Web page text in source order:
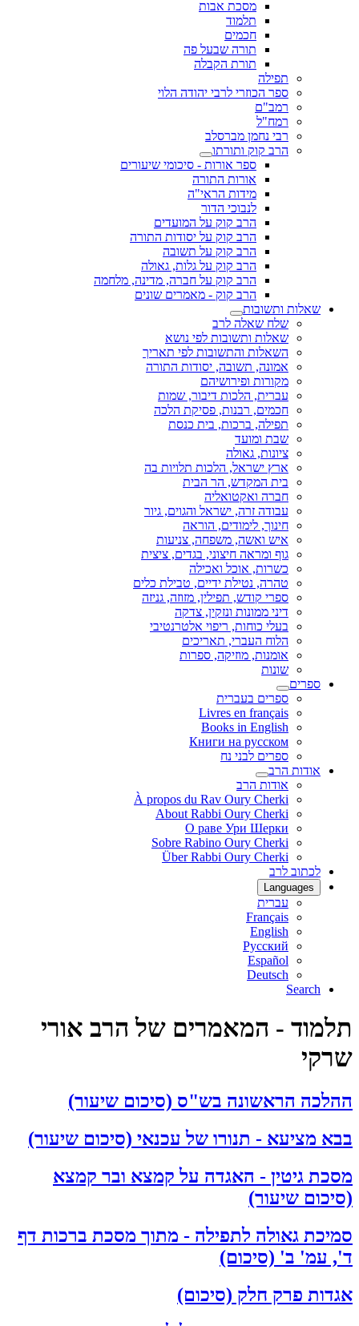
מסכת אבות
תלמוד
חכמים
תורה שבעל פה
תורת הקבלה
תפילה
ספר הכוזרי לרבי יהודה הלוי
רמב"ם
רמח"ל
רבי נחמן מברסלב
הרב קוק ותורתו
ספר אורות - סיכומי שיעורים
אורות התורה
מידות הראי"ה
לנבוכי הדור
הרב קוק על המועדים
הרב קוק על יסודות התורה
הרב קוק על תשובה
הרב קוק על גלות, גאולה
הרב קוק על חברה, מדינה, מלחמה
הרב קוק - מאמרים שונים
שאלות ותשובות
שלח שאלה לרב
שאלות ותשובות לפי נושא
השאלות והתשובות לפי תאריך
אמונה, תשובה, יסודות התורה
מקורות ופירושיהם
עברית, הלכות דיבור, שמות
חכמים, רבנות, פסיקת הלכה
תפילה, ברכות, בית כנסת
שבת ומועד
ציונות, גאולה
ארץ ישראל, הלכות תלויות בה
בית המקדש, הר הבית
חברה ואקטואליה
עבודה זרה, ישראל והגוים, גיור
חינוך, לימודים, הוראה
איש ואשה, משפחה, צניעות
גוף ומראה חיצוני, בגדים, ציצית
כשרות, אוכל ואכילה
טהרה, נטילת ידיים, טבילת כלים
ספרי קודש, תפילין, מזוזה, גניזה
דיני ממונות ונזקין, צדקה
בעלי כוחות, ריפוי אלטרנטיבי
הלוח העברי, תאריכים
אומנות, מוזיקה, ספרות
שונות
ספרים
ספרים בעברית
Livres en français
Books in English
Книги на русском
ספרים לבני נח
אודות הרב
אודות הרב
À propos du Rav Oury Cherki
About Rabbi Oury Cherki
О раве Ури Шерки
Sobre Rabino Oury Cherki
Über Rabbi Oury Cherki
לכתוב לרב
Languages
עברית
Français
English
Русский
Español
Deutsch
Search
תלמוד - המאמרים של הרב אורי
שרקי
ההלכה הראשונה בש"ס (סיכום שיעור)
בבא מציעא - תנורו של עכנאי (סיכום שיעור)
מסכת גיטין - האגדה על קמצא ובר קמצא
(סיכום שיעור)
סמיכת גאולה לתפילה - מתוך מסכת ברכות דף
ד', עמ' ב' (סיכום)
אגדות פרק חלק (סיכום)